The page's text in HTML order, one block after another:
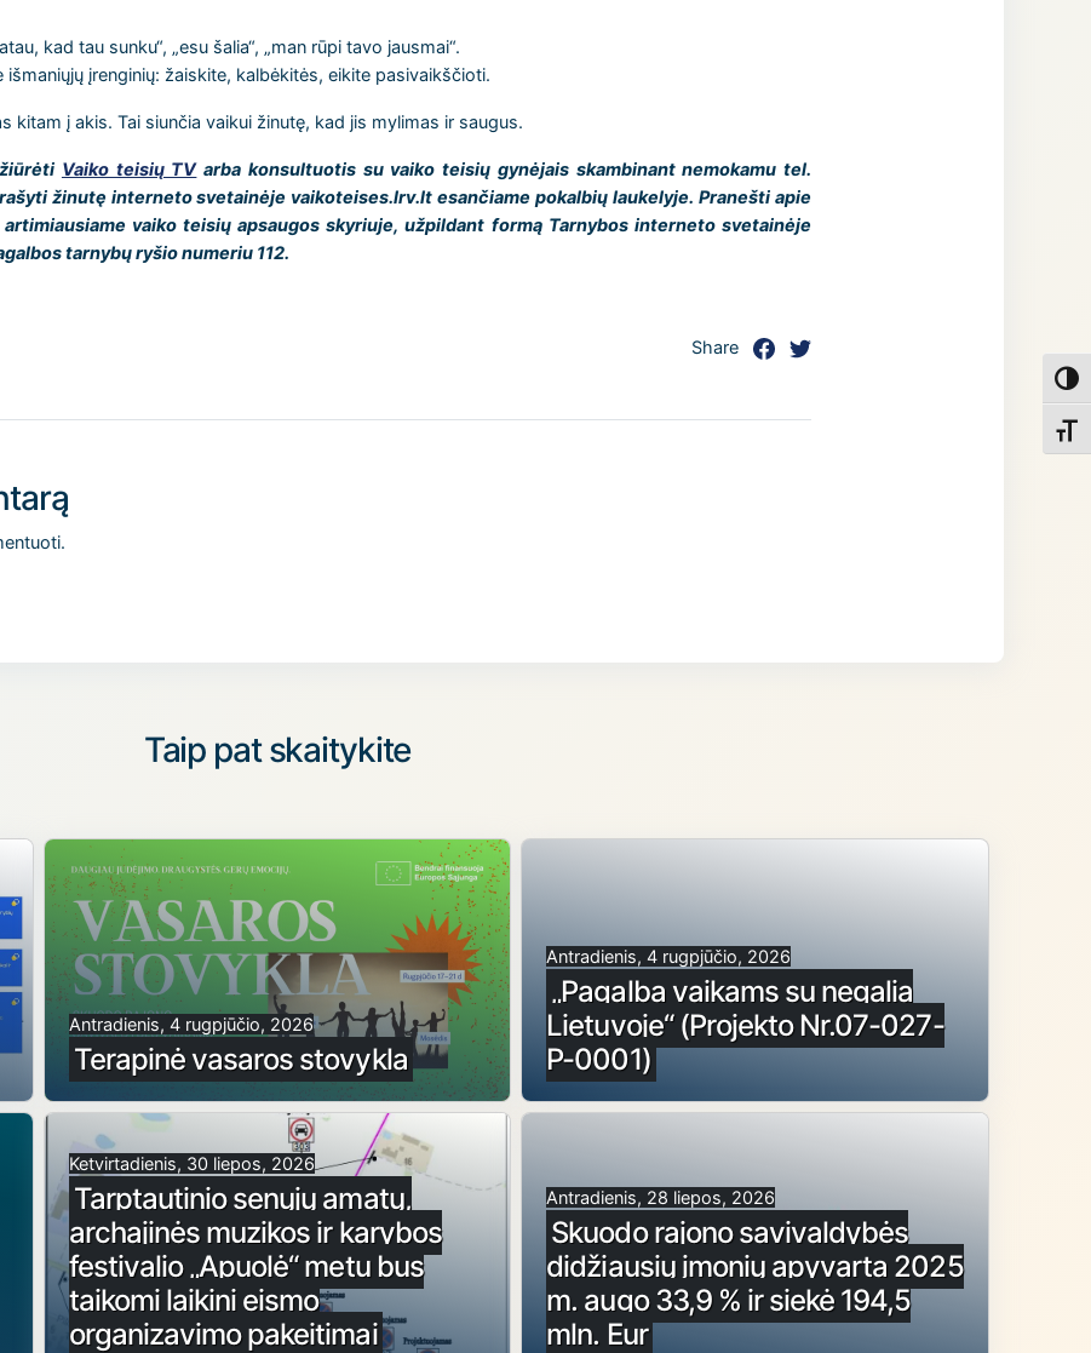
kad tau sunku“, „esu šalia“, „man rūpi tavo jausmai“.
įrenginių: žaiskite, kalbėkitės, eikite pasivaikščioti.
kitam į akis. Tai siunčia vaikui žinutę, kad jis mylimas ir saugus.
Vaiko teisių TVarba konsultuotis su vaiko teisių gynėjais skambinant nemokamu tel.
žinutę interneto svetainėje vaikoteises.lrv.lt esančiame pokalbių laukelyje. Pranešti apie
vaiko teisių apsaugos skyriuje, užpildant formą Tarnybos interneto svetainėje
tarnybų ryšio numeriu 112.
Share
Taip pat skaitykite
Antradienis, 4 rugpjūčio, 2026
Terapinė vasaros stovykla
Antradienis, 4 rugpjūčio, 2026
„Pagalba vaikams su negalia
Lietuvoje“ (Projekto Nr.07-027-
P-0001)
Ketvirtadienis, 30 liepos, 2026
Tarptautinio senųjų amatų,
archajinės muzikos ir karybos
festivalio „Apuolė“ metu bus
taikomi laikini eismo
organizavimo pakeitimai
Antradienis, 28 liepos, 2026
Skuodo rajono savivaldybės
didžiausių įmonių apyvarta 2025
m. augo 33,9 % ir siekė 194,5
mln. Eur